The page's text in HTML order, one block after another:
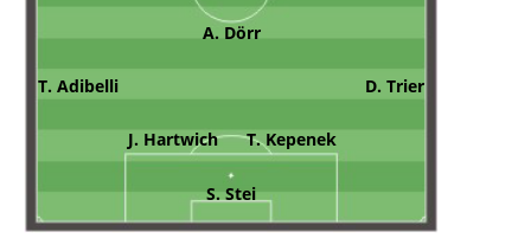
A. Dörr
T. Adibelli D. Trier
J. Hartwich T. Kepenek
S. Stei